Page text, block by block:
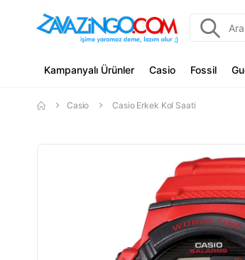
Kampanyalı Ürünler Casio Fossil
Casio Casio Erkek Kol Saati